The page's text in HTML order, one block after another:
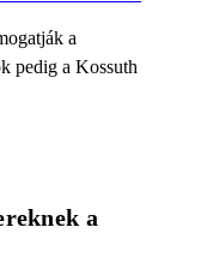
a
pedig a Kossuth
a